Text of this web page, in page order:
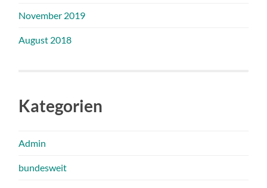
November 2019
August 2018
Kategorien
Admin
bundesweit